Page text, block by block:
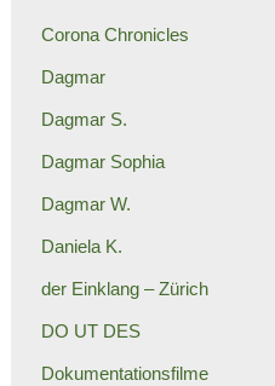
Corona Chronicles
Dagmar
Dagmar S.
Dagmar Sophia
Dagmar W.
Daniela K.
der Einklang – Zürich
DO UT DES
Dokumentationsfilme